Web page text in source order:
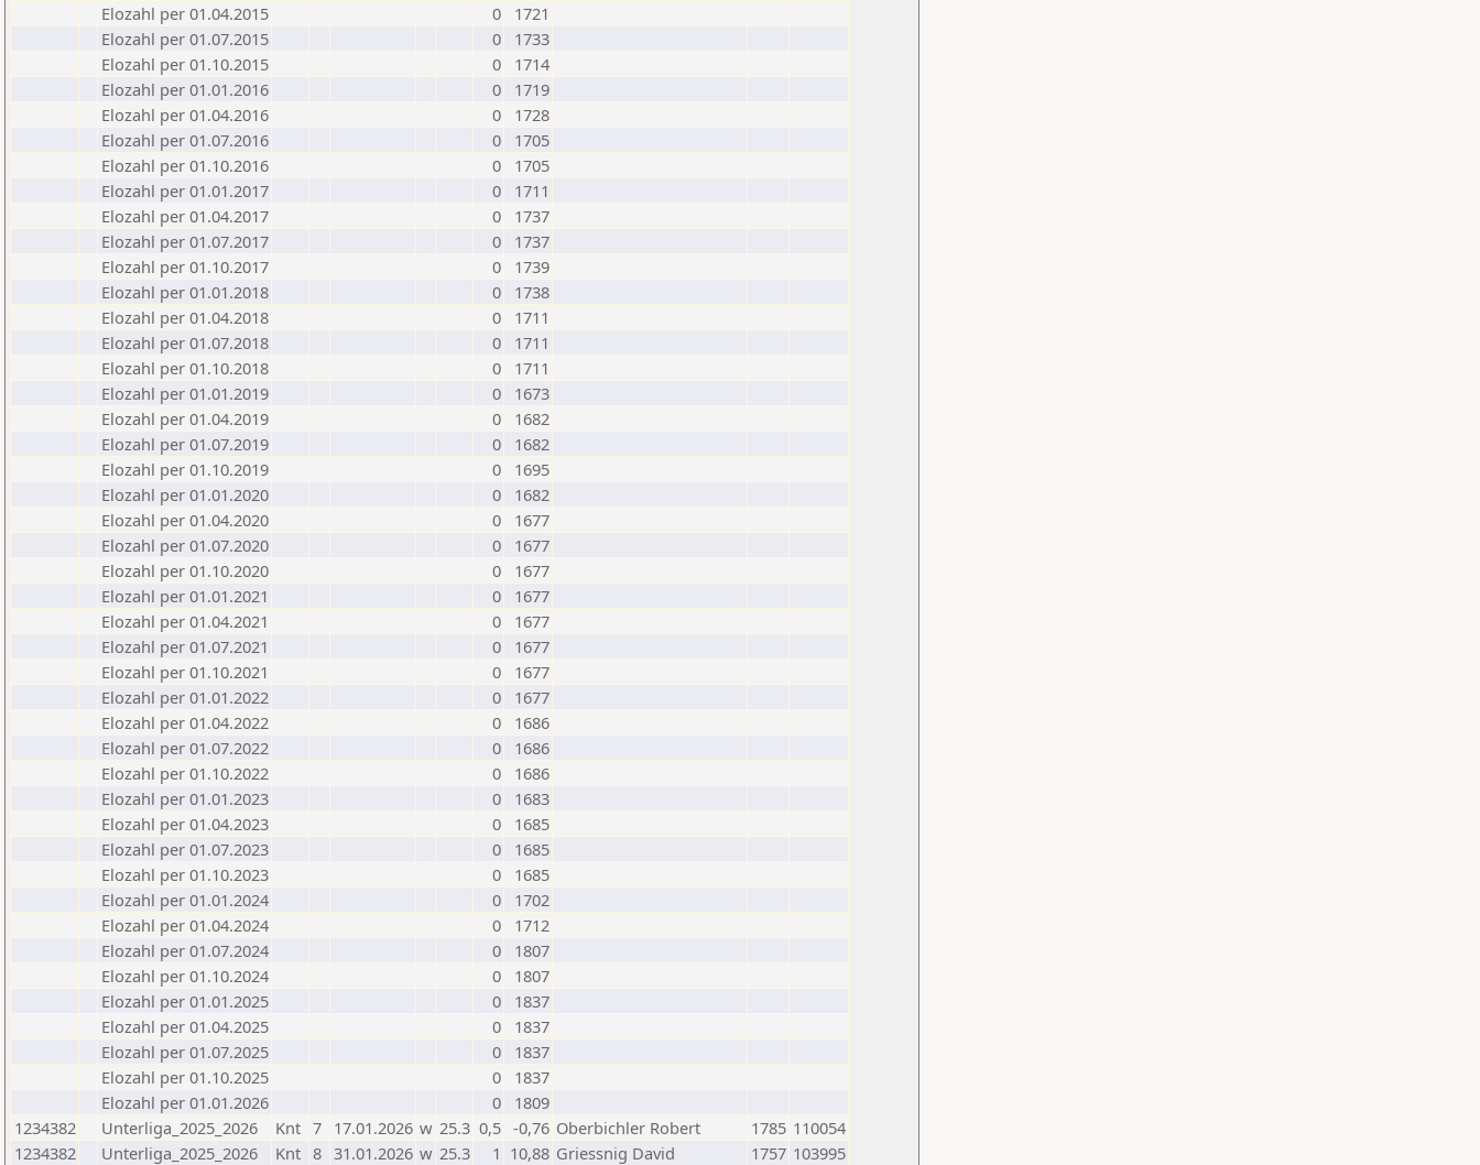
Elozahl per 01.04.2015
0
1721
Elozahl per 01.07.2015
0
1733
Elozahl per 01.10.2015
0
1714
Elozahl per 01.01.2016
0
1719
Elozahl per 01.04.2016
0
1728
Elozahl per 01.07.2016
0
1705
Elozahl per 01.10.2016
0
1705
Elozahl per 01.01.2017
0
1711
Elozahl per 01.04.2017
0
1737
Elozahl per 01.07.2017
0
1737
Elozahl per 01.10.2017
0
1739
Elozahl per 01.01.2018
0
1738
Elozahl per 01.04.2018
0
1711
Elozahl per 01.07.2018
0
1711
Elozahl per 01.10.2018
0
1711
Elozahl per 01.01.2019
0
1673
Elozahl per 01.04.2019
0
1682
Elozahl per 01.07.2019
0
1682
Elozahl per 01.10.2019
0
1695
Elozahl per 01.01.2020
0
1682
Elozahl per 01.04.2020
0
1677
Elozahl per 01.07.2020
0
1677
Elozahl per 01.10.2020
0
1677
Elozahl per 01.01.2021
0
1677
Elozahl per 01.04.2021
0
1677
Elozahl per 01.07.2021
0
1677
Elozahl per 01.10.2021
0
1677
Elozahl per 01.01.2022
0
1677
Elozahl per 01.04.2022
0
1686
Elozahl per 01.07.2022
0
1686
Elozahl per 01.10.2022
0
1686
Elozahl per 01.01.2023
0
1683
Elozahl per 01.04.2023
0
1685
Elozahl per 01.07.2023
0
1685
Elozahl per 01.10.2023
0
1685
Elozahl per 01.01.2024
0
1702
Elozahl per 01.04.2024
0
1712
Elozahl per 01.07.2024
0
1807
Elozahl per 01.10.2024
0
1807
Elozahl per 01.01.2025
0
1837
Elozahl per 01.04.2025
0
1837
Elozahl per 01.07.2025
0
1837
Elozahl per 01.10.2025
0
1837
Elozahl per 01.01.2026
0
1809
1234382
Unterliga_2025_2026 Knt 7 17.01.2026 w 25.3 0,5 -0,76 Oberbichler Robert 1785 110054
1234382
Unterliga_2025_2026 Knt 8 31.01.2026 w 25.3 1 10,88 Griessnig David 1757 103995